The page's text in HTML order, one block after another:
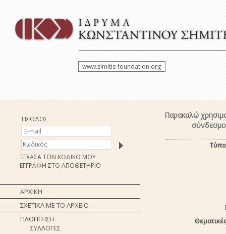
www.simitis-foundation.org
ΕΙΣΟΔΟΣ
ΞΕΧΑΣΑ ΤΟΝ ΚΩΔΙΚΟ ΜΟΥ
ΕΓΓΡΑΦΗ ΣΤΟ ΑΠΟΘΕΤΗΡΙΟ
ΑΡΧΙΚΗ
ΣΧΕΤΙΚΑ ΜΕ ΤΟ ΑΡΧΕΙΟ
ΠΛΟΗΓΗΣΗ
ΣΥΛΛΟΓΕΣ
Παρακαλώ